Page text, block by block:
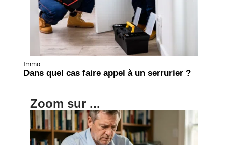
Immo
Dans quel cas faire appel à un serrurier ?
Zoom sur ...